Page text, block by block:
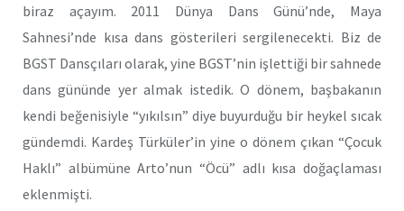
biraz açayım. 2011 Dünya Dans Günü’nde, Maya
Sahnesi’nde kısa dans gösterileri sergilenecekti. Biz de
BGST Dansçıları olarak, yine BGST’nin işlettiği bir sahnede
dans gününde yer almak istedik. O dönem, başbakanın
kendi beğenisiyle “yıkılsın” diye buyurduğu bir heykel sıcak
gündemdi. Kardeş Türküler’in yine o dönem çıkan “Çocuk
Haklı” albümüne Arto’nun “Öcü” adlı kısa doğaçlaması
eklenmişti.